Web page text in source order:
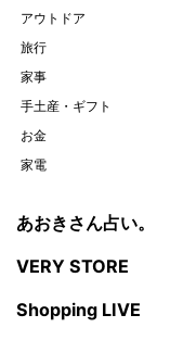
アウトドア
旅行
家事
手土産・ギフト
お金
家電
あおきさん占い。
VERY STORE
Shopping LIVE